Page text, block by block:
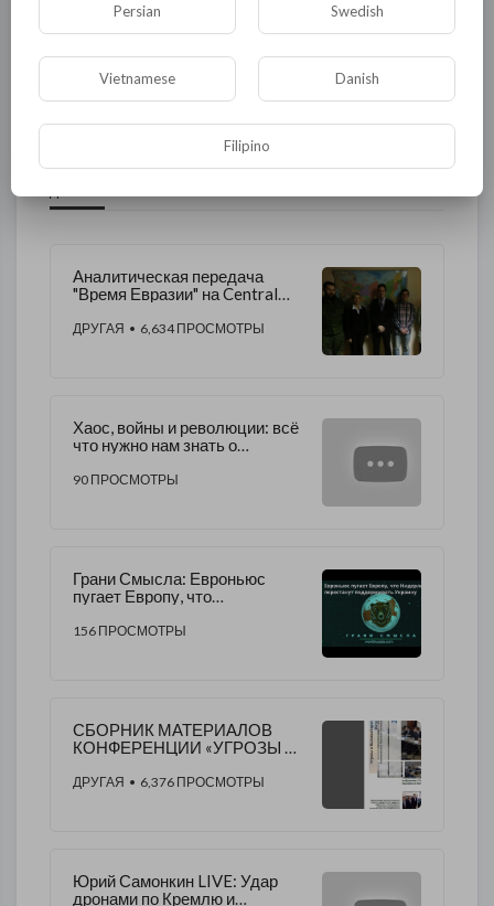
Религия Экология
Аналитическая передача
"Время Евразии" на Central
ДРУГАЯ • 6,634 ПРОСМОТРЫ
Хаос, войны и революции: всё
что нужно нам знать о
90 ПРОСМОТРЫ
Грани Смысла: Евроньюс
пугает Европу, что
поддерживать Украину
156 ПРОСМОТРЫ
СБОРНИК МАТЕРИАЛОВ
КОНФЕРЕНЦИИ «УГРОЗЫ И
ИНТЕГРАЦИИ»(15.04.15)
ДРУГАЯ • 6,376 ПРОСМОТРЫ
Юрий Самонкин LIVE: Удар
дронами по Кремлю и
Persian Swedish
Vietnamese Danish
Filipino